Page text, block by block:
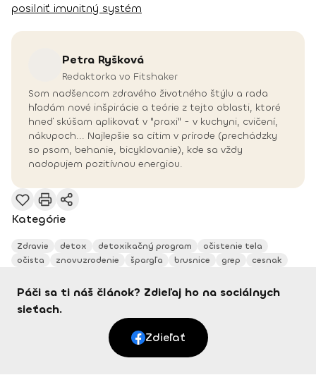
posilniť imunitný systém
Petra Ryšková
Redaktorka vo Fitshaker
Som nadšencom zdravého životného štýlu a rada
hľadám nové inšpirácie a teórie z tejto oblasti, ktoré
hneď skúšam aplikovať v "praxi" - v kuchyni, cvičení,
nákupoch... Najlepšie sa cítim v prírode (prechádzky
so psom, behanie, bicyklovanie), kde sa vždy
nadopujem pozitívnou energiou.
Kategórie
Zdravie detox detoxikačný program
očistenie tela
očista
znovuzrodenie špargľa brusnice grep cesnak
Páči sa ti náš článok? Zdieľaj ho na sociálnych
sieťach.
Zdieľať